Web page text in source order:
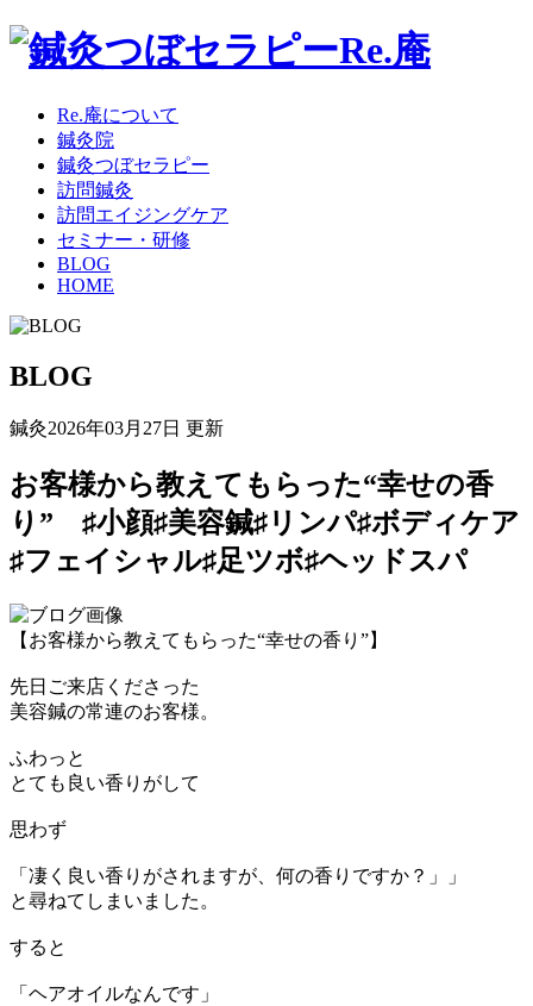
Re.庵について
鍼灸院
鍼灸つぼセラピー
訪問鍼灸
訪問エイジングケア
セミナー・研修
BLOG
HOME
BLOG
鍼灸2026年03月27日 更新
お客様から教えてもらった“幸せの香
り” ♯小顔♯美容鍼♯リンパ♯ボディケア
♯フェイシャル♯足ツボ♯ヘッドスパ
【お客様から教えてもらった“幸せの香り”】
先日ご来店くださった
美容鍼の常連のお客様。
ふわっと
とても良い香りがして
思わず
「凄く良い香りがされますが、何の香りですか？」」
と尋ねてしまいました。
すると
「ヘアオイルなんです」